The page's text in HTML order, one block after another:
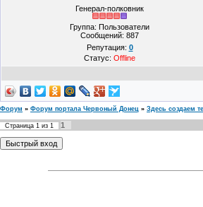
Генерал-полковник
Группа: Пользователи
Сообщений: 887
Репутация: 0
Статус: Offline
Форум » Форум портала Червоный Донец » Здесь создаем
Страница 1 из 1
1